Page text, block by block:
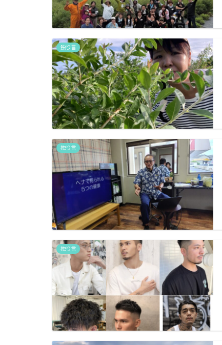
独り言
独り言
独り言